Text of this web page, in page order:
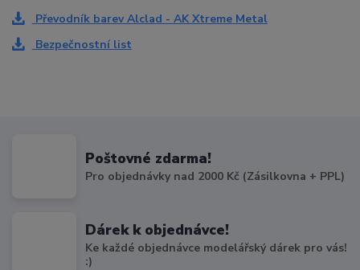
Převodník barev Alclad - AK Xtreme Metal
Bezpečnostní list
Poštovné zdarma!
Pro objednávky nad 2000 Kč (Zásilkovna + PPL)
Dárek k objednávce!
Ke každé objednávce modelářský dárek pro vás!
:)